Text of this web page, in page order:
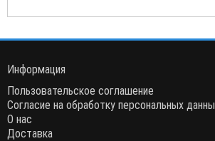
Информация
Пользовательское соглашение
Согласие на обработку персональных
О нас
Доставка